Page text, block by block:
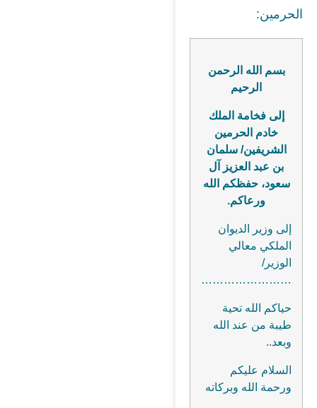
الحرمين:
بسم الله الرحمن
الرحيم
إلى فخامة الملك
خادم الحرمين
الشريفين/ سلمان
بن عبد العزيز آل
سعود، حفظكم الله
ورعاكم.
إلى وزير الديوان
الملكي معالي
الوزير/
……………………
حياكم الله تحية
طيبة من عند الله
وبعد..
السلام عليكم
ورحمة الله وبركاته